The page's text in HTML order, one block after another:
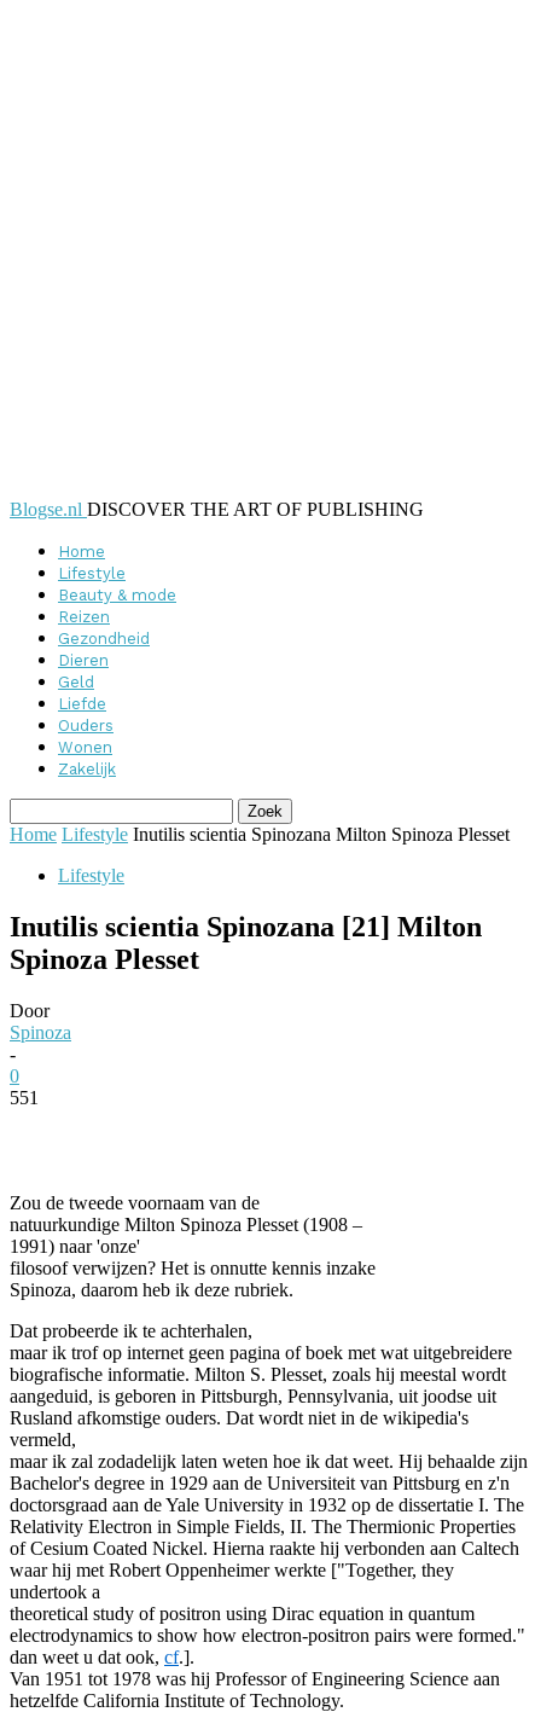
Blogse.nl DISCOVER THE ART OF PUBLISHING
Home
Lifestyle
Beauty & mode
Reizen
Gezondheid
Dieren
Geld
Liefde
Ouders
Wonen
Zakelijk
Home Lifestyle Inutilis scientia Spinozana Milton Spinoza Plesset
Lifestyle
Inutilis scientia Spinozana [21] Milton
Spinoza Plesset
Door
Spinoza
-
0
551
Zou de tweede voornaam van de
natuurkundige Milton Spinoza Plesset (1908 –
1991) naar 'onze'
filosoof verwijzen? Het is onnutte kennis inzake
Spinoza, daarom heb ik deze rubriek.
Dat probeerde ik te achterhalen,
maar ik trof op internet geen pagina of boek met wat uitgebreidere
biografische informatie. Milton S. Plesset, zoals hij meestal wordt
aangeduid, is geboren in Pittsburgh, Pennsylvania, uit joodse uit
Rusland afkomstige ouders. Dat wordt niet in de wikipedia's
vermeld,
maar ik zal zodadelijk laten weten hoe ik dat weet. Hij behaalde zijn
Bachelor's degree in 1929 aan de Universiteit van Pittsburg en z'n
doctorsgraad aan de Yale University in 1932 op de dissertatie I. The
Relativity Electron in Simple Fields, II. The Thermionic Properties
of Cesium Coated Nickel. Hierna raakte hij verbonden aan Caltech
waar hij met Robert Oppenheimer werkte ["Together, they
undertook a
theoretical study of positron using Dirac equation in quantum
electrodynamics to show how electron-positron pairs were formed."
dan weet u dat ook, cf.].
Van 1951 tot 1978 was hij Professor of Engineering Science aan
hetzelfde California Institute of Technology.